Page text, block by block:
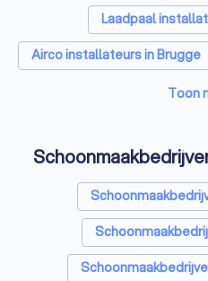
Laadpaal
Airco installateurs in Brugge
Dakwerkers
Tuinonderhoud
Webdesigners in Brugge
Zonwering
Toon